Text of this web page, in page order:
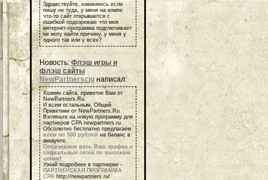
Здравствуйте, извиняюсь если
пишу не туда, у меня на компе
что-то сайт открывается с
ошибкой подозреваю что моя
интернет-программа подглючивает
не могу найти причину, у меня у
одного так или у всех?
Новость: Флэш игры и
флэш сайты
NewPartnerscigнаписал:
Хозяин сайта, приветик Вам от
NewPartners.Ru
И всем остальным, Общий
Приветики от NewPartners.Ru
Взгляньте на новую программу для
партнеров СРА newpartners.ru
Обсолютно бесплатно предлагаем
всем по 500 рублей на баланс в
аккаунте.
Оплачиваем весь Ваш трафик с
социальных сетей по высоким
ценам!
Узнай подробнее в партнерке -
ПАРТНЕРСКАЯ ПРОГРАММА
СРА http://newpartners.ru/